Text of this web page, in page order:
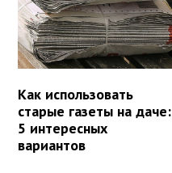
Как использовать
старые газеты на даче:
5 интересных
вариантов